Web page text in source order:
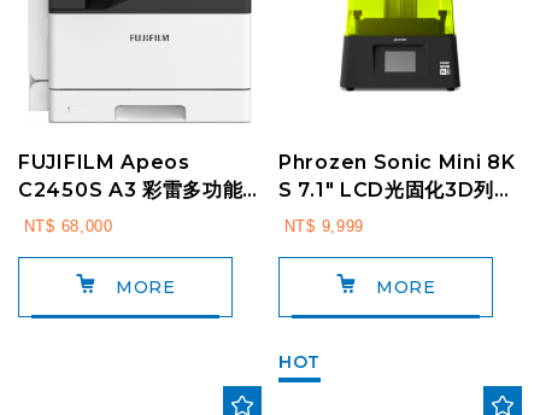
FUJIFILM Apeos
C2450S A3 彩雷多功能
複合機 (TC101903)
NT$ 68,000
MORE
Phrozen Sonic Mini 8K
S 7.1" LCD光固化3D列印
機
NT$ 9,999
MORE